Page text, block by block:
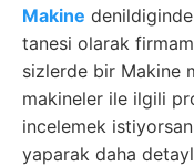
Makine
tanesi olarak
sizlerde bir Makine
makineler ile ilgili
incelemek
yaparak daha